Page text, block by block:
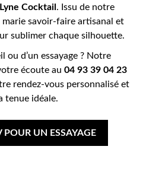
Lyne Cocktail. Issu de notre
savoir-faire artisanal et
sublimer chaque silhouette.
ou d’un essayage ? Notre
écoute au 04 93 39 04 23
rendez-vous personnalisé et
tenue idéale.
POUR UN ESSAYAGE